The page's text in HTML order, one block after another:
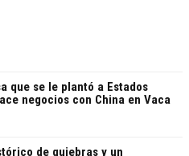
que se le plantó a Estados
negocios con China en Vaca
de quiebras y un